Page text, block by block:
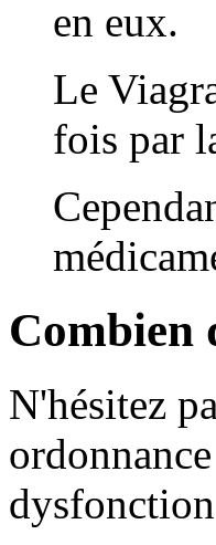
en eux.
Le
fois par
Combien
N'hésitez